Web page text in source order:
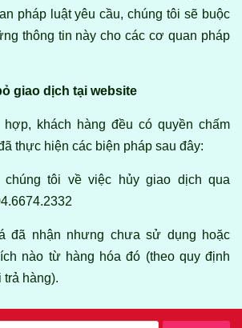
pháp luật yêu cầu, chúng tôi sẽ buộc
thông tin này cho các cơ quan pháp
giao dịch tại website
khách hàng đều có quyền chấm
thực hiện các biện pháp sau đây:
tôi về việc hủy giao dịch qua
đã nhận nhưng chưa sử dụng hoặc
nào từ hàng hóa đó (theo quy định
trả hàng).